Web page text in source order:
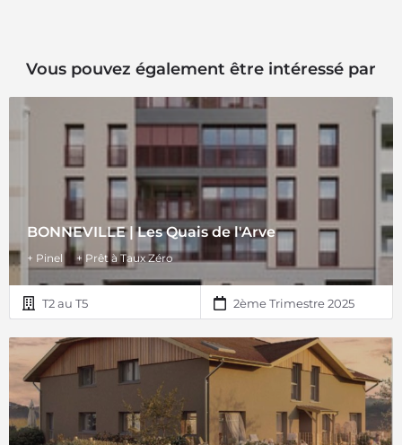
Vous pouvez également être intéressé par
BONNEVILLE | Les Quais de l'Arve
+ Pinel + Prêt à Taux Zéro
T2 au T5 2ème Trimestre 2025